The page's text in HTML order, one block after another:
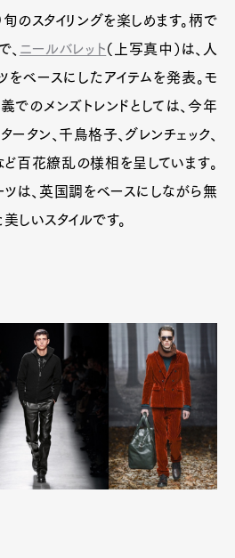
のスタイリングを楽しめます。柄で
ニールバレット（上写真中）は、人
をベースにしたアイテムを発表。モ
でのメンズトレンドとしては、今年
タン、千鳥格子、グレンチェック、
ど百花繚乱の様相を呈しています。
ツは、英国調をベースにしながら無
しいスタイルです。